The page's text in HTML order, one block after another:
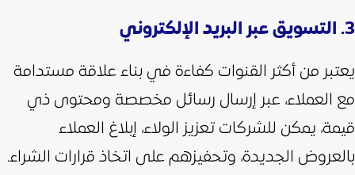
3. التسويق عبر البريد الإلكتروني
يعتبر من أكثر القنوات كفاءة في بناء علاقة مستدامة
مع العملاء، عبر إرسال رسائل مخصصة ومحتوى ذي
قيمة، يمكن للشركات تعزيز الولاء، إبلاغ العملاء
بالعروض الجديدة، وتحفيزهم على اتخاذ قرارات الشراء.